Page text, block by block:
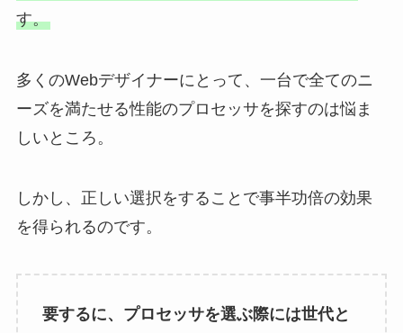
す。
多くのWebデザイナーにとって、一台で全てのニ
ーズを満たせる性能のプロセッサを探すのは悩ま
しいところ。
しかし、正しい選択をすることで事半功倍の効果
を得られるのです。
要するに、プロセッサを選ぶ際には世代と